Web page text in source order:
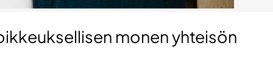
monen yhteisön